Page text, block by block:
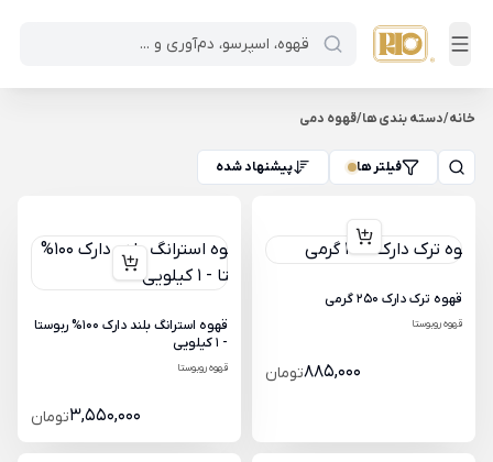
خانه/دسته بندی ها/قهوه دمی
فیلتر ها پیشنهاد شده
قهوه ترک دارک 250 گرمی
قهوه روبوستا
885,000تومان
قهوه استرانگ بلند دارک 100% ربوستا
- 1 کیلویی
قهوه روبوستا
3,550,000تومان